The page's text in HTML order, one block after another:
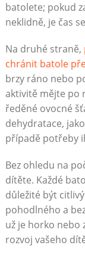
batolete; pokud
neklidně, je čas
Na druhé straně,
chránit batole
brzy ráno nebo
aktivitě mějte po
ředěné ovocné
dehydratace,
případě potřeby
Bez ohledu na
dítěte. Každé
důležité být
pohodlného a
už je horko nebo
rozvoj vašeho